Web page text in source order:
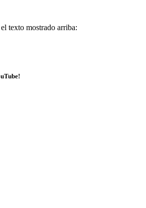
texto mostrado arriba: